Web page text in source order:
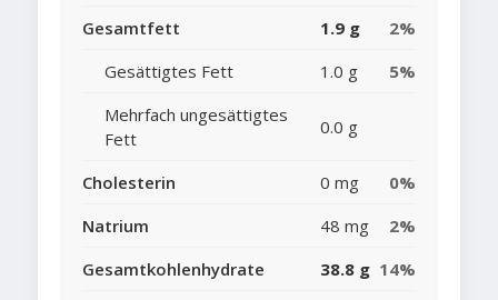
Gesamtfett 1.9 g
2%
Gesättigtes Fett
1.0 g
5%
Mehrfach ungesättigtes
Fett
0.0 g
Cholesterin 0 mg
0%
Natrium
48 mg
2%
Gesamtkohlenhydrate
38.8 g 14%